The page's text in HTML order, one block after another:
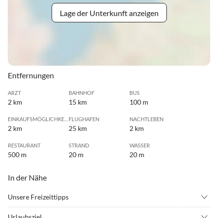
Lage der Unterkunft anzeigen
Entfernungen
ARZT
2 km
BAHNHOF
15 km
BUS
100 m
2 km
FLUGHAFEN
25 km
NACHTLEBEN
2 km
RESTAURANT
500 m
STRAND
20 m
WASSER
20 m
In der Nähe
Unsere Freizeittipps